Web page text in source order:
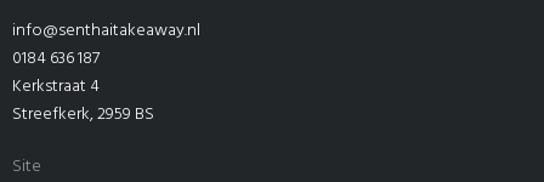
info@senthaitakeaway.nl
0184 636 187
Kerkstraat 4
Streefkerk,2959 BS
Site